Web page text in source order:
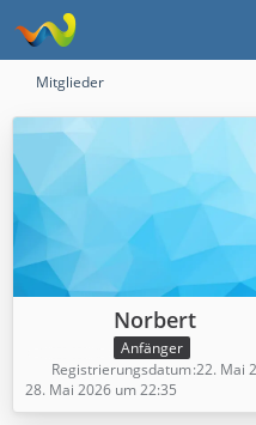
Mitglieder
Norbert
Anfänger
Registrierungsdatum 22. Mai
28. Mai 2026 um 22:35